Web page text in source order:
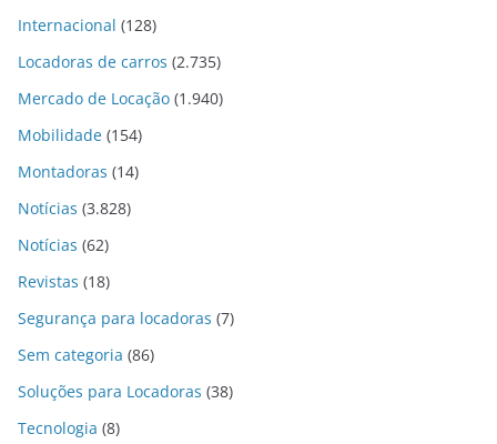
Internacional (128)
Locadoras de carros (2.735)
Mercado de Locação (1.940)
Mobilidade (154)
Montadoras (14)
Notícias (3.828)
Notícias (62)
Revistas (18)
Segurança para locadoras (7)
Sem categoria (86)
Soluções para Locadoras (38)
Tecnologia (8)